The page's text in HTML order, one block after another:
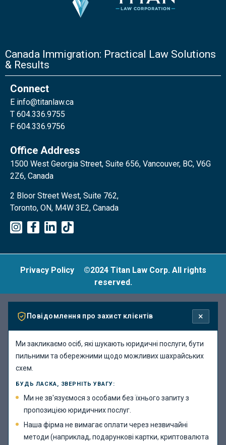
Canada Immigration: Practical Law Solutions
& Results
Connect
E info@titanlaw.ca
T 604.336.9755
F 604.336.9756
Office Address
1500 West Georgia Street, Suite 656, Vancouver, BC, V6G
2Z6, Canada
2 Bloor Street West, Suite 762,
Toronto, ON, M4W 3E2, Canada
Privacy Policy
©2024 Titan Law Corp. All rights
reserved.
Повідомлення про захист клієнтів ×
Ми закликаємо осіб, які шукають юридичні послуги, бути
пильними та обережними щодо можливих шахрайських
схем.
БУДЬ ЛАСКА, ЗВЕРНІТЬ УВАГУ:
Ми не зв'язуємося з особами без їхнього запиту з
пропозицією юридичних послуг.
Наша фірма не вимагає оплати через незвичайні
методи (наприклад, подарункові картки, криптовалюта